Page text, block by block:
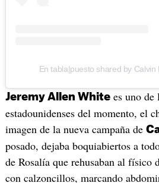
En tabla|puesto shared by Calvin
Jeremy Allen Whitees uno de
estadounidenses del momento, el
imagen de la nueva campaña de
posado, dejaba boquiabiertos a
de Rosalía que rehusaban al físico
con calzoncillos, marcando